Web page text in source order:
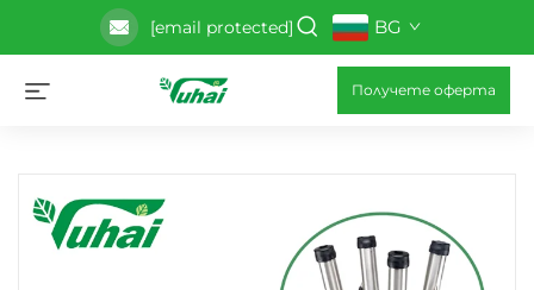
[email protected] BG
Получете оферта